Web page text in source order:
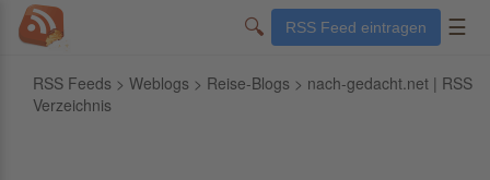
🔍 RSS Feed eintragen ☰
RSS Feeds > Weblogs > Reise-Blogs > nach-gedacht.net | RSS
Verzeichnis